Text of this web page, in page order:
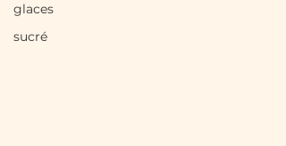
glaces
sucré